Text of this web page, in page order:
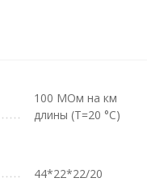
100 МОм на км
длины (Т=20 °С)
44*22*22/20